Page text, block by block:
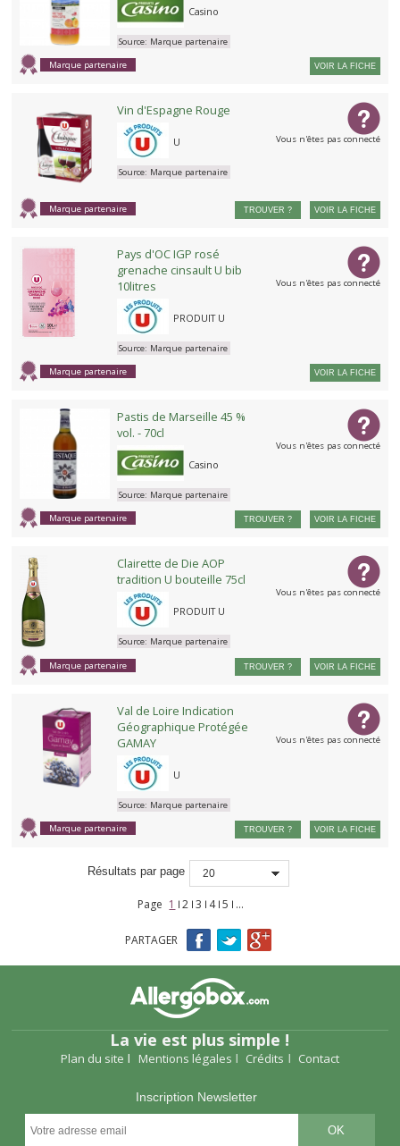
Résultats par page 20
Casino
Marque partenaire
Source: Marque partenaire
VOIR LA FICHE
Vin d'Espagne Rouge
U
Marque partenaire
Source: Marque partenaire
TROUVER ?
Vous n'êtes pas connecté
VOIR LA FICHE
Pays d'OC IGP rosé
grenache cinsault U bib
10litres
PRODUIT U
Marque partenaire
Source: Marque partenaire
Vous n'êtes pas connecté
VOIR LA FICHE
Pastis de Marseille 45 %
vol. - 70cl
Casino
Marque partenaire
Source: Marque partenaire
TROUVER ?
Vous n'êtes pas connecté
VOIR LA FICHE
Clairette de Die AOP
tradition U bouteille 75cl
PRODUIT U
Marque partenaire
Source: Marque partenaire
TROUVER ?
Vous n'êtes pas connecté
VOIR LA FICHE
Val de Loire Indication
Géographique Protégée
GAMAY
U
Marque partenaire
Source: Marque partenaire
TROUVER ?
Vous n'êtes pas connecté
VOIR LA FICHE
Page 1 2 3 4 5 …
PARTAGER
La vie est plus simple !
Plan du site Mentions légales Crédits Contact
Inscription Newsletter